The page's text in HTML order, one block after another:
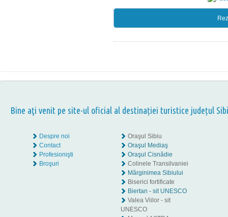
Bine aţi venit pe site-ul oficial al destinației turistice județul
Despre noi
Contact
Profesionişti
Broşuri
Oraşul Sibiu
Oraşul Mediaş
Oraşul Cisnădie
Colinele Transilvaniei
Mărginimea Sibiului
Biserici fortificate
Biertan - sit UNESCO
Valea Viilor - sit
UNESCO